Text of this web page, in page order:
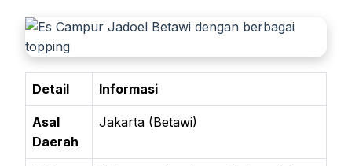
Detail Informasi
Asal
Daerah
Jakarta (Betawi)